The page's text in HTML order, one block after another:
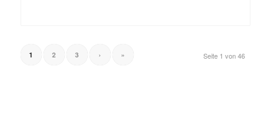
Seite 1 von 46
1 2 3 › »